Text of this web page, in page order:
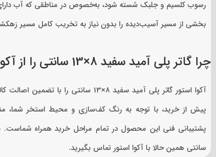
رسوب کلسیم و جلبک شسته شود، به‌خصوص در مناطقی که آب
بخشی از مسیر آسیب‌دیده را بدون نیاز به تخریب کامل مسیر
چرا گاتر پلی آمید سفید 8×13 سانتی را از آکوا استور بخریم؟
آکوا استور گاتر پلی آمید سفید 8×13
پیش از خرید، با توجه به رنگ کف‌سازی و محیط استخر شما،
سانتی همین حالا با آکوا استور تماس بگیرید.